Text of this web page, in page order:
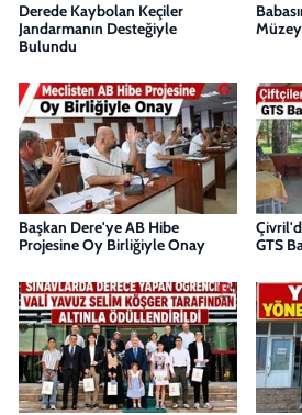
Derede Kaybolan Keçiler
Jandarmanın Desteğiyle
Bulundu
Başkan Dere'ye AB Hibe
Projesine Oy Birliğiyle Onay
GTS